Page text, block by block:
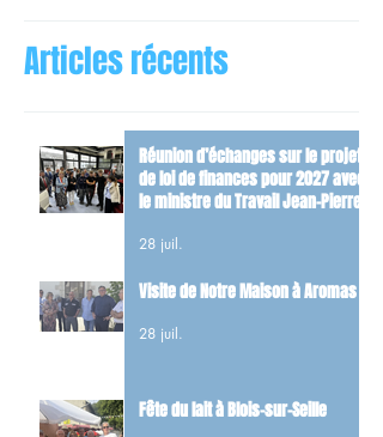
Articles récents
Réunion d’échanges sur le projet
de loi de finances pour 2027 avec
le ministre du Travail Jean-Pierre
28 juil.
Visite de Notre Maison à Aromas
28 juil.
Fête du lait à Blois-sur-Seille